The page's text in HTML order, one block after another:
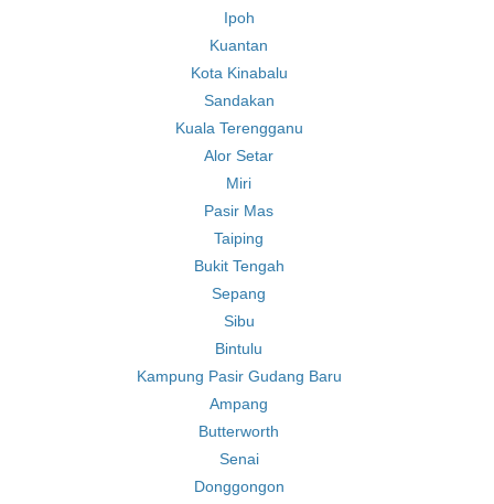
Ipoh
Kuantan
Kota Kinabalu
Sandakan
Kuala Terengganu
Alor Setar
Miri
Pasir Mas
Taiping
Bukit Tengah
Sepang
Sibu
Bintulu
Kampung Pasir Gudang Baru
Ampang
Butterworth
Senai
Donggongon